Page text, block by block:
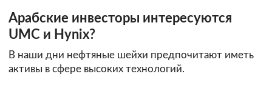
Арабские инвесторы интересуются
UMC и Hynix?
В наши дни нефтяные шейхи предпочитают иметь
активы в сфере высоких технологий.